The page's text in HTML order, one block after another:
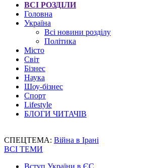
ВСІ РОЗДІЛИ
Головна
Україна
Всі новини розділу
Політика
Місто
Світ
Бізнес
Наука
Шоу-бізнес
Спорт
Lifestyle
БЛОГИ ЧИТАЧІВ
СПЕЦТЕМА: Війна в Ірані
ВСІ ТЕМИ
Вступ України в ЄС